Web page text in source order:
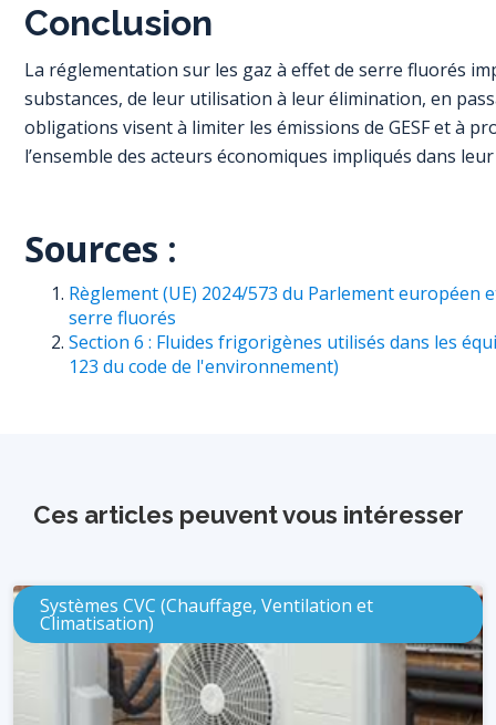
Conclusion
La réglementation sur les gaz à effet de serre fluorés
substances, de leur utilisation à leur élimination, en
obligations visent à limiter les émissions de GESF et à
l’ensemble des acteurs économiques impliqués dans
Sources :
Règlement (UE) 2024/573 du Parlement
serre fluorés
Section 6 : Fluides frigorigènes utilisés dans les
123 du code de l'environnement)
Ces articles peuvent vous intéresser
Systèmes CVC (Chauffage, Ventilation et
Climatisation)